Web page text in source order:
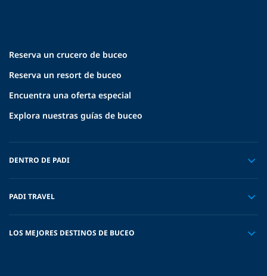
Reserva un crucero de buceo
Reserva un resort de buceo
Encuentra una oferta especial
Explora nuestras guías de buceo
DENTRO DE PADI
PADI TRAVEL
LOS MEJORES DESTINOS DE BUCEO